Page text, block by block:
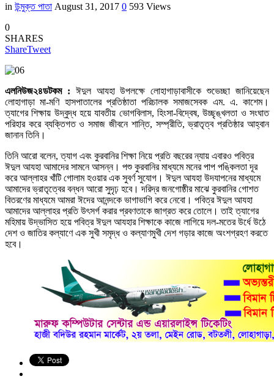
in উন্মুক্ত পাতা August 31, 2017 0 593 Views
0
SHARES
ShareTweet
এলনিউজ২৪ডটকম : ঈদুল আযহা উপলক্ষে লোহাগাড়াবাসীকে শুভেচ্ছা জানিয়েছেন
লোহাগাড়া মা-মণি হাসপাতালের প্রতিষ্ঠাতা পরিচালক সমাজসেবক এম. এ. কাশেম।
ত্যাগের শিক্ষায় উদ্বুদ্ধ হয়ে যাবতীয় ভোগবিলাস, হিংসা-বিদ্বেষ, উচ্ছৃঙ্খলতা ও সংঘাত
পরিহার করে ব্যক্তিগত ও সমাজ জীবনে শান্তি, সম্প্রীতি, ভ্রাতৃত্ব প্রতিষ্ঠার আহ্বান
জানান তিনি।
তিনি আরো বলেন, ত্যাগ এবং কুরবানির শিক্ষা নিয়ে প্রতি বছরের ন্যায় এবারও পবিত্র
ঈদুল আযহা আমাদের সামনে আসন্ন। পশু কুরবানির মাধ্যমে মনের পাপ পঙ্কিলতা দূর
করে আল্লাহর খাঁটি গোলাম হওয়ার এক সুবর্ণ সুযোগ। ঈদুল আযহা উদযাপনের মাধ্যমে
আমাদের ভ্রাতৃত্বের বন্ধন আরো সুদৃঢ় হবে। দরিদ্র জনগোষ্ঠীর মাঝে কুরবানির গোশত
বিতরণের মাধ্যমে আমরা ঈদের আনন্দকে ভাগাভাগি করে নেবো। পবিত্র ঈদুল আযহা
আমাদের আল্লাহর প্রতি উৎসর্গ করার প্রবণতাকে জাগ্রত করে তোলে। তাই ত্যাগের
মহিমায় উদ্ভাসিত হয়ে পবিত্র ঈদুল আযহার শিক্ষাকে কাজে লাগিয়ে দল-মতের উর্ধে উঠে
দেশ ও জাতির কল্যাণে এক সুখী সমৃদ্ধ ও কল্যাণমুখী দেশ গড়ার কাজে অংশগ্রহণ করতে
হবে।